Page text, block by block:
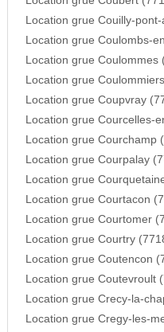
Location grue Couilly-
Location grue Coulombs-
Location grue Coulommes
Location grue
Location grue Coupvray
Location grue Courcelles-
Location grue Courchamp
Location grue Courpalay
Location grue
Location grue Courtacon
Location grue Courtomer
Location grue Courtry
Location grue Coutencon
Location grue Coutevroult
Location grue Crecy-la-
Location grue Cregy-les-